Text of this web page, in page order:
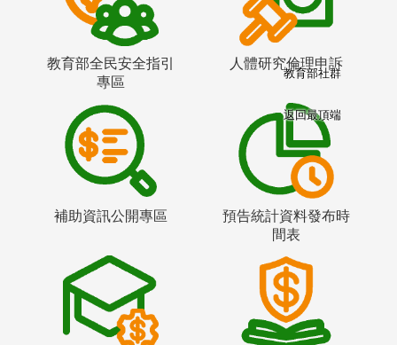
教育部全民安全指引
專區
人體研究倫理申訴
補助資訊公開專區
預告統計資料發布時
間表
教育部社群
返回最頂端